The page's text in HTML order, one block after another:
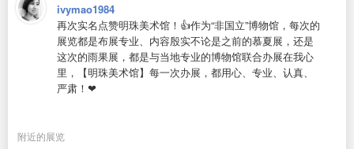
ivymao1984
再次实名点赞明珠美术馆！👍作为“非国立”博物馆，每次的
展览都是布展专业、内容殷实不论是之前的慕夏展，还是
这次的雨果展，都是与当地专业的博物馆联合办展在我心
里，【明珠美术馆】每一次办展，都用心、专业、认真、
严肃！❤️
附近的展览